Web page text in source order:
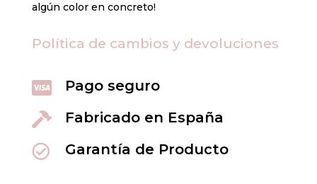
algún color en concreto!
Política de cambios y devoluciones
 Pago seguro
 Fabricado en España
 Garantía de Producto